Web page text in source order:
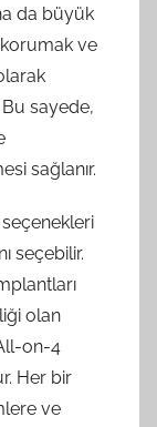
da büyük
korumak ve
Bu sayede,
sağlanır.
seçebilir.
olan
on-4
Her bir
ve